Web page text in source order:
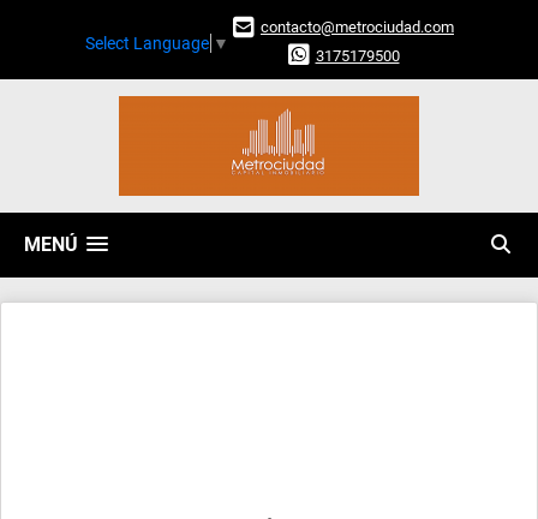
Select Language ▼
contacto@metrociudad.com
3175179500
MENÚ